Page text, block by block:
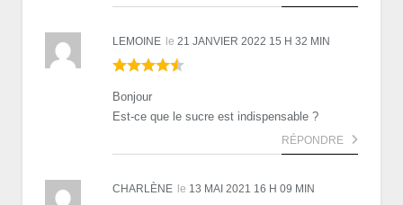
LEMOINE le 21 JANVIER 2022 15 H 32 MIN
Bonjour
Est-ce que le sucre est indispensable ?
RÉPONDRE
CHARLÈNE le 13 MAI 2021 16 H 09 MIN